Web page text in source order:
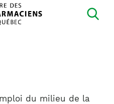
du milieu de la